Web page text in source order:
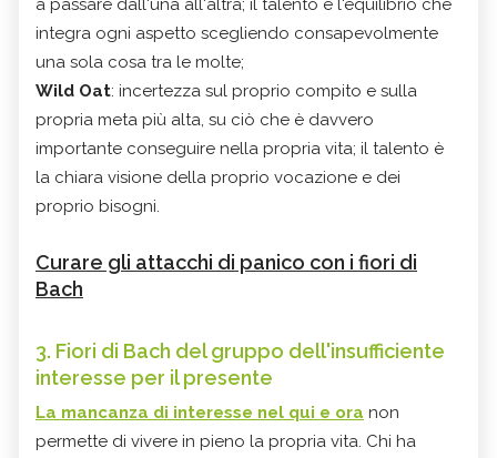
a passare dall'una all'altra; il talento è l'equilibrio che
integra ogni aspetto scegliendo consapevolmente
una sola cosa tra le molte;
Wild Oat: incertezza sul proprio compito e sulla
propria meta più alta, su ciò che è davvero
importante conseguire nella propria vita; il talento è
la chiara visione della proprio vocazione e dei
proprio bisogni.
Curare gli attacchi di panico con i fiori di
Bach
3. Fiori di Bach del gruppo dell'insufficiente
interesse per il presente
La mancanza di interesse nel qui e ora non
permette di vivere in pieno la propria vita. Chi ha